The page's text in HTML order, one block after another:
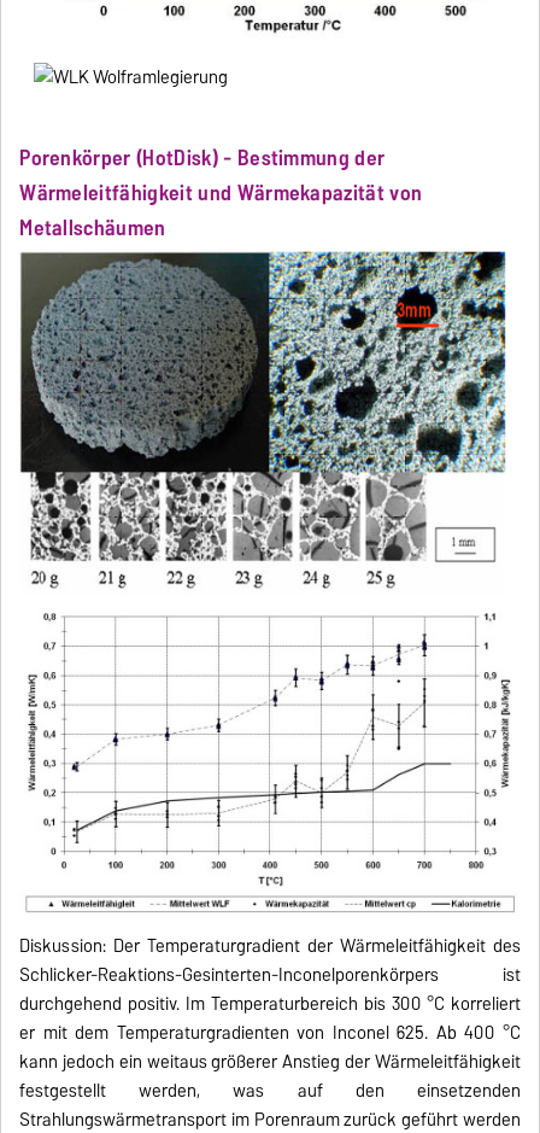
Porenkörper (HotDisk) - Bestimmung der
Wärmeleitfähigkeit und Wärmekapazität von
Metallschäumen
Diskussion: Der Temperaturgradient der Wärmeleitfähigkeit des
Schlicker-Reaktions-Gesinterten-Inconelporenkörpers ist
durchgehend positiv. Im Temperaturbereich bis 300 °C korreliert
er mit dem Temperaturgradienten von Inconel 625. Ab 400 °C
kann jedoch ein weitaus größerer Anstieg der Wärmeleitfähigkeit
festgestellt werden, was auf den einsetzenden
Strahlungswärmetransport im Porenraum zurück geführt werden